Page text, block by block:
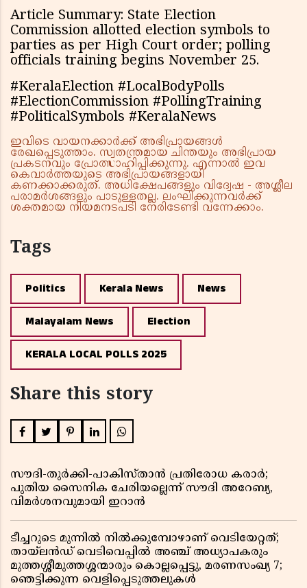
Article Summary: State Election
Commission allotted election symbols to
parties as per High Court order; polling
officials training begins November 25.
#KeralaElection #LocalBodyPolls
#ElectionCommission #PollingTraining
#PoliticalSymbols #KeralaNews
ഇവിടെ വായനക്കാർക്ക് അഭിപ്രായങ്ങൾ
രേഖപ്പെടുത്താം. സ്വതന്ത്രമായ ചിന്തയും അഭിപ്രായ
പ്രകടനവും പ്രോത്സാഹിപ്പിക്കുന്നു. എന്നാൽ ഇവ
കെവാർത്തയുടെ അഭിപ്രായങ്ങളായി
കണക്കാക്കരുത്. അധിക്ഷേപങ്ങളും വിദ്വേഷ - അശ്ലീല
പരാമർശങ്ങളും പാടുള്ളതല്ല. ലംഘിക്കുന്നവർക്ക്
ശക്തമായ നിയമനടപടി നേരിടേണ്ടി വന്നേക്കാം.
Tags
Politics Kerala News News
Malayalam News Election
KERALA LOCAL POLLS 2025
Share this story
സൗദി-തുർക്കി-പാകിസ്താൻ പ്രതിരോധ കരാർ;
പുതിയ സൈനിക ചേരിയല്ലെന്ന് സൗദി അറേബ്യ,
വിമർശനവുമായി ഇറാൻ
ടീച്ചറുടെ മുന്നിൽ നിൽക്കുമ്പോഴാണ് വെടിയേറ്റത്;
തായ്‌ലൻഡ് വെടിവെപ്പിൽ അഞ്ച് അധ്യാപകരും
മുത്തശ്ശീമുത്തശ്ശന്മാരും കൊല്ലപ്പെട്ടു, മരണസംഖ്യ 7;
ഞെട്ടിക്കുന്ന വെളിപ്പെടുത്തലുകൾ